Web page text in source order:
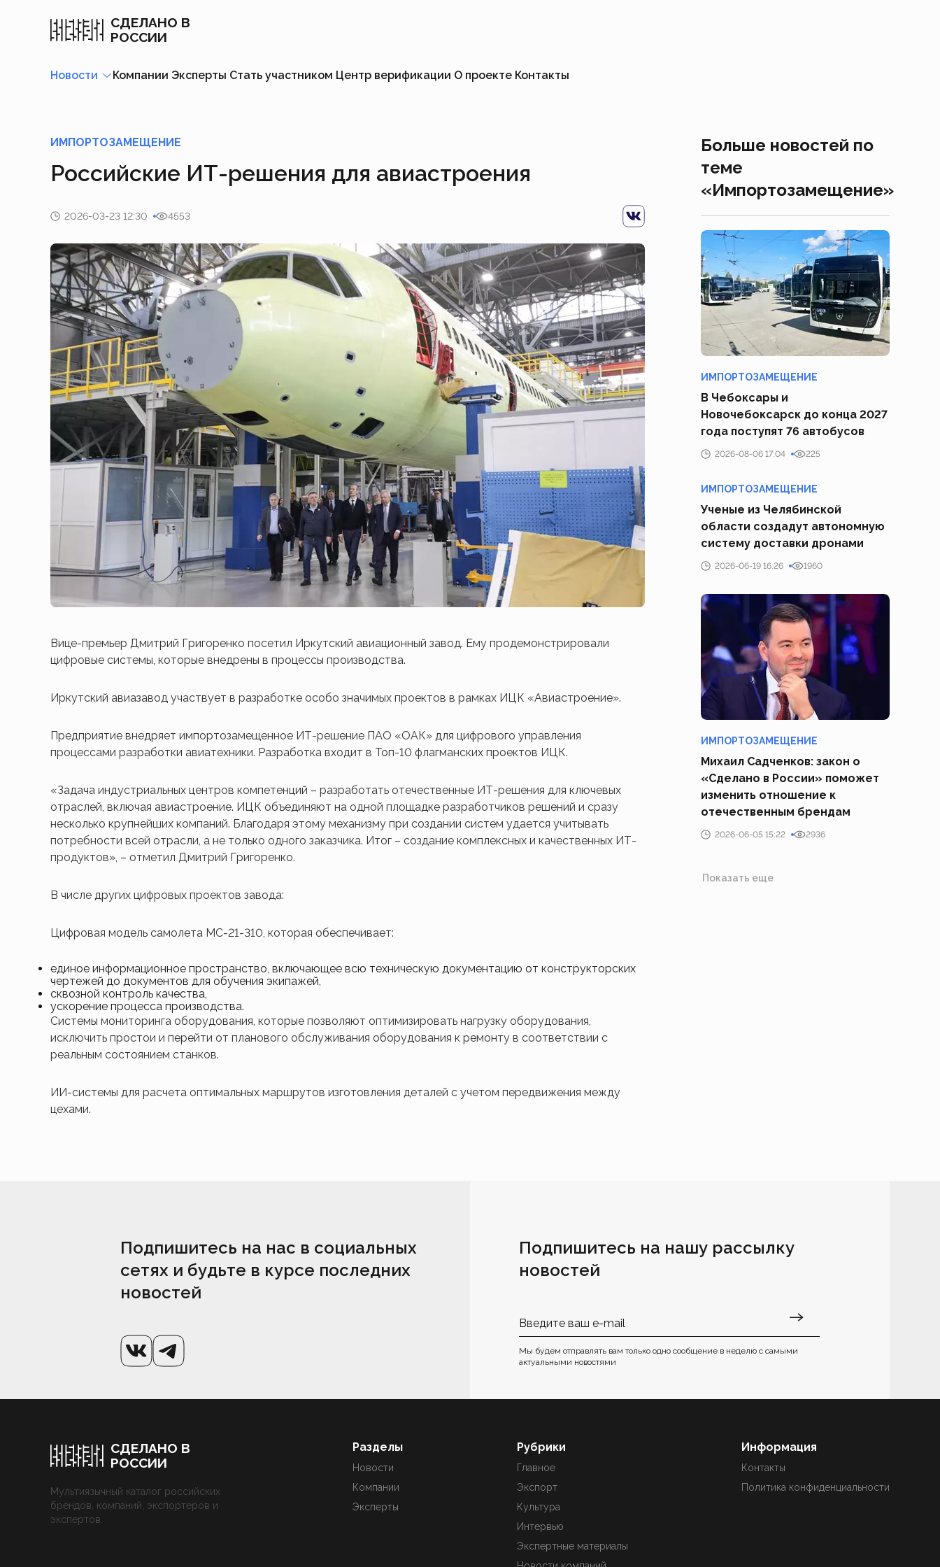
СДЕЛАНО В
РОССИИ
Новости Компании Эксперты Стать участником Центр верификации О проекте Контакты
ИМПОРТОЗАМЕЩЕНИЕ
Российские ИТ-решения для авиастроения
2026-03-23 12:30 4553
Вице-премьер Дмитрий Григоренко посетил Иркутский авиационный завод. Ему продемонстрировали
цифровые системы, которые внедрены в процессы производства.
Иркутский авиазавод участвует в разработке особо значимых проектов в рамках ИЦК «Авиастроение».
Предприятие внедряет импортозамещенное ИТ-решение ПАО «ОАК» для цифрового управления
процессами разработки авиатехники. Разработка входит в Топ-10 флагманских проектов ИЦК.
«Задача индустриальных центров компетенций – разработать отечественные ИТ-решения для ключевых
отраслей, включая авиастроение. ИЦК объединяют на одной площадке разработчиков решений и сразу
несколько крупнейших компаний. Благодаря этому механизму при создании систем удается учитывать
потребности всей отрасли, а не только одного заказчика. Итог – создание комплексных и качественных ИТ-
продуктов», – отметил Дмитрий Григоренко.
В числе других цифровых проектов завода:
Цифровая модель самолета МС-21-310, которая обеспечивает:
единое информационное пространство, включающее всю техническую документацию от конструкторских
чертежей до документов для обучения экипажей,
сквозной контроль качества,
ускорение процесса производства.
Системы мониторинга оборудования, которые позволяют оптимизировать нагрузку оборудования,
исключить простои и перейти от планового обслуживания оборудования к ремонту в соответствии с
реальным состоянием станков.
ИИ-системы для расчета оптимальных маршрутов изготовления деталей с учетом передвижения между
цехами.
Больше новостей по
теме
«Импортозамещение»
ИМПОРТОЗАМЕЩЕНИЕ
В Чебоксары и
Новочебоксарск до конца 2027
года поступят 76 автобусов
2026-08-06 17:04 225
ИМПОРТОЗАМЕЩЕНИЕ
Ученые из Челябинской
области создадут автономную
систему доставки дронами
2026-06-19 16:26 1960
ИМПОРТОЗАМЕЩЕНИЕ
Михаил Садченков: закон о
«Сделано в России» поможет
изменить отношение к
отечественным брендам
2026-06-05 15:22 2936
Показать еще
Подпишитесь на нас в социальных
сетях и будьте в курсе последних
новостей
Подпишитесь на нашу рассылку
новостей
Мы будем отправлять вам только одно сообщение в неделю с самыми
актуальными новостями
СДЕЛАНО В
РОССИИ
Мультиязычный каталог российских
брендов, компаний, экспортеров и
экспертов.
Разделы
Новости
Компании
Эксперты
Рубрики
Главное
Экспорт
Культура
Интервью
Экспертные материалы
Информация
Контакты
Политика конфиденциальности